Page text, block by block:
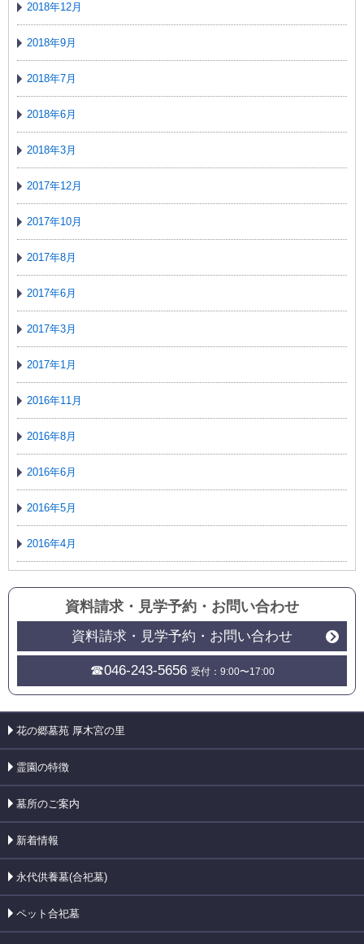
2018年12月
2018年9月
2018年7月
2018年6月
2018年3月
2017年12月
2017年10月
2017年8月
2017年6月
2017年3月
2017年1月
2016年11月
2016年8月
2016年6月
2016年5月
2016年4月
資料請求・見学予約 ・ お問い合わせ
資料請求・見学予約・お問い合わせ
☎046-243-5656 受付：9:00〜17:00
花の郷墓苑 厚木宮の里
霊園の特徴
墓所のご案内
新着情報
永代供養墓(合祀墓)
ペット合祀墓